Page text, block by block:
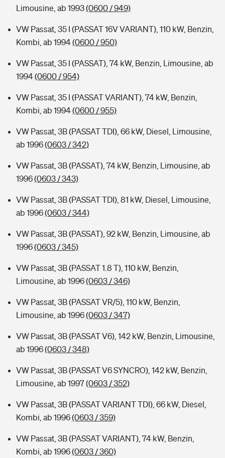
Limousine, ab 1993(0600 / 949)
VW Passat, 35 I (PASSAT 16V VARIANT), 110 kW, Benzin,
Kombi, ab 1994(0600 / 950)
VW Passat, 35 I (PASSAT), 74 kW, Benzin, Limousine, ab
1994(0600 / 954)
VW Passat, 35 I (PASSAT VARIANT), 74 kW, Benzin,
Kombi, ab 1994(0600 / 955)
VW Passat, 3B (PASSAT TDI), 66 kW, Diesel, Limousine,
ab 1996(0603 / 342)
VW Passat, 3B (PASSAT), 74 kW, Benzin, Limousine, ab
1996(0603 / 343)
VW Passat, 3B (PASSAT TDI), 81 kW, Diesel, Limousine,
ab 1996(0603 / 344)
VW Passat, 3B (PASSAT), 92 kW, Benzin, Limousine, ab
1996(0603 / 345)
VW Passat, 3B (PASSAT 1.8 T), 110 kW, Benzin,
Limousine, ab 1996(0603 / 346)
VW Passat, 3B (PASSAT VR/5), 110 kW, Benzin,
Limousine, ab 1996(0603 / 347)
VW Passat, 3B (PASSAT V6), 142 kW, Benzin, Limousine,
ab 1996(0603 / 348)
VW Passat, 3B (PASSAT V6 SYNCRO), 142 kW, Benzin,
Limousine, ab 1997(0603 / 352)
VW Passat, 3B (PASSAT VARIANT TDI), 66 kW, Diesel,
Kombi, ab 1996(0603 / 359)
VW Passat, 3B (PASSAT VARIANT), 74 kW, Benzin,
Kombi, ab 1996(0603 / 360)